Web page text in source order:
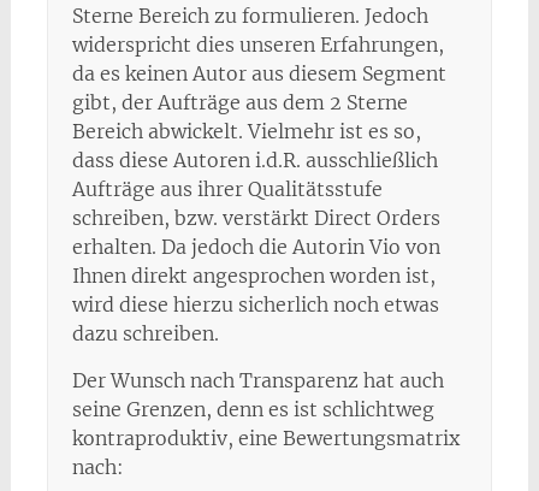
Sterne Bereich zu formulieren. Jedoch
widerspricht dies unseren Erfahrungen,
da es keinen Autor aus diesem Segment
gibt, der Aufträge aus dem 2 Sterne
Bereich abwickelt. Vielmehr ist es so,
dass diese Autoren i.d.R. ausschließlich
Aufträge aus ihrer Qualitätsstufe
schreiben, bzw. verstärkt Direct Orders
erhalten. Da jedoch die Autorin Vio von
Ihnen direkt angesprochen worden ist,
wird diese hierzu sicherlich noch etwas
dazu schreiben.
Der Wunsch nach Transparenz hat auch
seine Grenzen, denn es ist schlichtweg
kontraproduktiv, eine Bewertungsmatrix
nach: